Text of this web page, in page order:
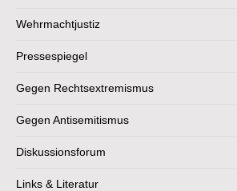
Wehrmachtjustiz
Pressespiegel
Gegen Rechtsextremismus
Gegen Antisemitismus
Diskussionsforum
Links & Literatur